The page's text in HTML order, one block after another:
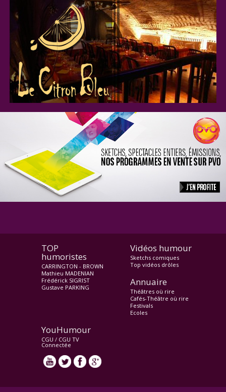
TOP
humoristes
CARRINGTON - BROWN
Mathieu MADENIAN
Frédérick SIGRIST
Gustave PARKING
Vidéos humour
Sketchs comiques
Top vidéos drôles
Annuaire
Théâtres où rire
Cafés-Théâtre où rire
Festivals
Ecoles
YouHumour
CGU / CGU TV
Connectée